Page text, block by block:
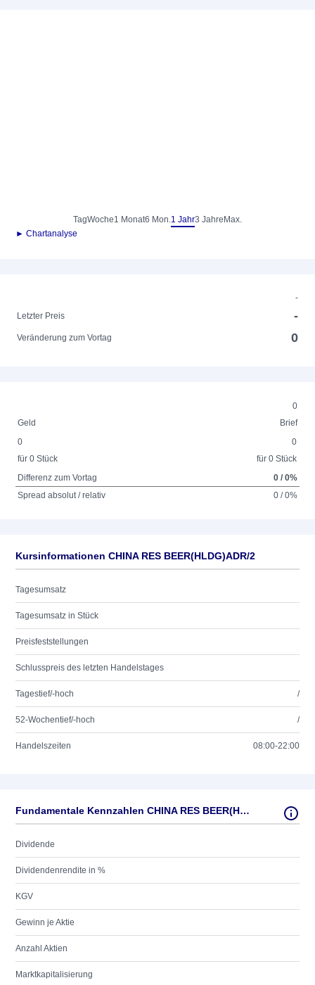
TagWoche1 Monat6 Mon.1 Jahr3 Jahre Max.
► Chartanalyse
-
Letzter Preis
-
Veränderung zum Vortag 0
0
Geld
Brief
0
für 0 Stück
0
für 0 Stück
Differenz zum Vortag
0 / 0%
Spread absolut / relativ
0 / 0%
Kursinformationen CHINA RES BEER(HLDG)ADR/2
Tagesumsatz
Tagesumsatz in Stück
Preisfeststellungen
Schlusspreis des letzten Handelstages
Tagestief/-hoch /
52-Wochentief/-hoch /
Handelszeiten 08:00-22:00
Fundamentale Kennzahlen CHINA RES BEER(HLDG)ADR/2
Dividende
Dividendenrendite in %
KGV
Gewinn je Aktie
Anzahl Aktien
Marktkapitalisierung